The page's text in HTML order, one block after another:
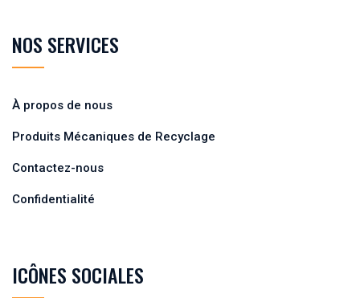
NOS SERVICES
À propos de nous
Produits Mécaniques de Recyclage
Contactez-nous
Confidentialité
ICÔNES SOCIALES